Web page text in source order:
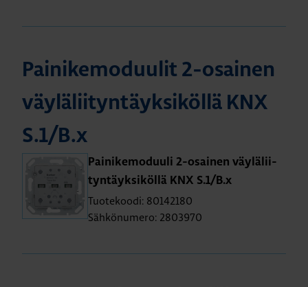
Pai­ni­ke­mo­duu­lit 2-osai­nen
väy­lä­lii­tyn­täyk­si­köl­lä KNX
S.1/B.x
Pai­ni­ke­mo­duu­li 2-osai­nen väy­lä­lii­
tyn­täyk­si­köl­lä KNX S.1/B.x
Tuotekoodi: 80142180
Sähkönumero: 2803970